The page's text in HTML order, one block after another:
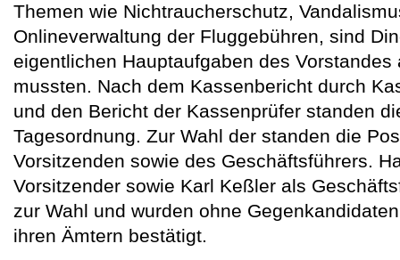
Themen wie Nichtraucherschutz,
Onlineverwaltung der Fluggebühren, sind
eigentlichen Hauptaufgaben des Vorstandes
mussten. Nach dem Kassenbericht durch
und den Bericht der Kassenprüfer standen
Tagesordnung. Zur Wahl der standen die
Vorsitzenden sowie des Geschäftsführers.
Vorsitzender sowie Karl Keßler als
zur Wahl und wurden ohne
ihren Ämtern bestätigt.